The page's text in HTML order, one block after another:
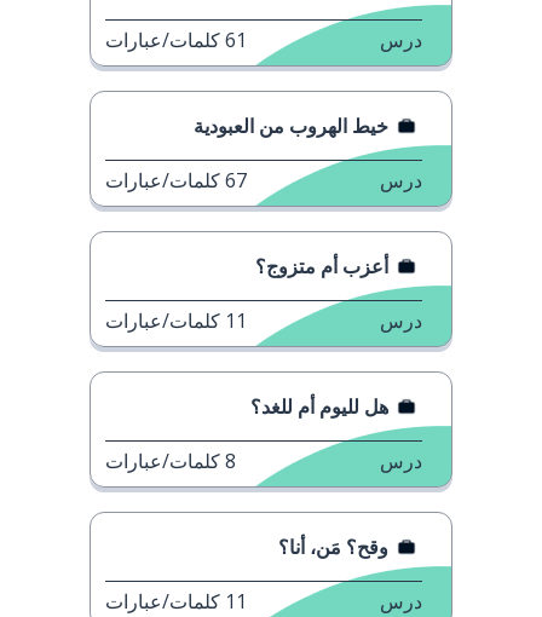
درس 61كلمات/عبارات
خيط الهروب من العبودية
درس 67كلمات/عبارات
أعزب أم متزوج؟
درس 11 كلمات/عبارات
هل لليوم أم للغد؟
درس 8كلمات/عبارات
وقح؟ مَن، أنا؟
درس 11 كلمات/عبارات